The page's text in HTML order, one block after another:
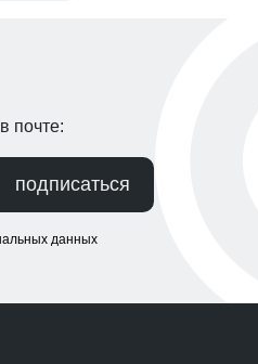
почте:
подписаться
данных